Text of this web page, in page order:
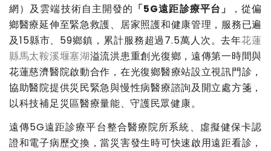
網）及雲端技術自主開發的 「5G遠距診療平台」
，從偏
鄉醫療延伸至緊急救護、居家照護和健康管理，服務已遍
及15縣市、59鄉鎮，累計服務超過7.5萬人次。去年花蓮
縣馬太鞍溪堰塞湖溢流洪患重創光復鄉，遠傳第一時間與
花蓮慈濟醫院啟動合作，在光復鄉醫療站設立視訊門診，
協助醫院提供災民緊急與慢性病醫療諮詢及開立處方箋，
以科技補足災區醫療量能、守護民眾健康。
遠傳5G遠距診療平台整合醫療院所系統、虛擬健保卡認
證和電子病歷交換，當災害發生時可快速啟用遠距看診，